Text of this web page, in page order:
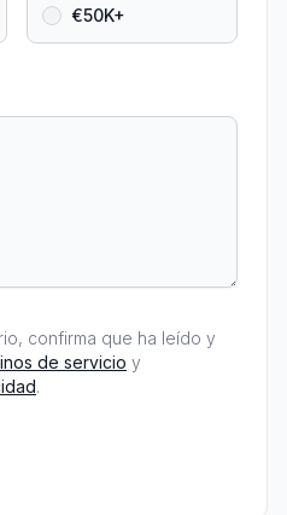
€50K+
confirma que ha leído y
de servicio y
.